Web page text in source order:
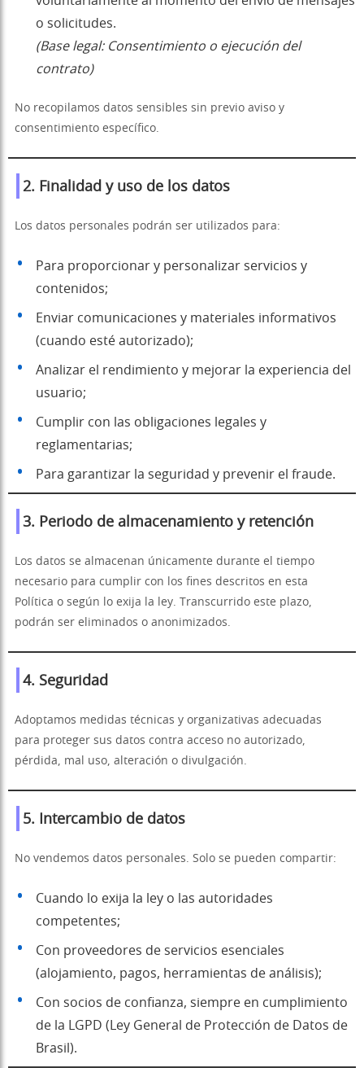
o solicitudes.
(Base legal: Consentimiento o ejecución del
contrato)
No recopilamos datos sensibles sin previo aviso y
consentimiento específico.
2. Finalidad y uso de los datos
Los datos personales podrán ser utilizados para:
Para proporcionar y personalizar servicios y
contenidos;
Enviar comunicaciones y materiales informativos
(cuando esté autorizado);
Analizar el rendimiento y mejorar la experiencia del
usuario;
Cumplir con las obligaciones legales y
reglamentarias;
Para garantizar la seguridad y prevenir el fraude.
3. Periodo de almacenamiento y retención
Los datos se almacenan únicamente durante el tiempo
necesario para cumplir con los fines descritos en esta
Política o según lo exija la ley. Transcurrido este plazo,
podrán ser eliminados o anonimizados.
4. Seguridad
Adoptamos medidas técnicas y organizativas adecuadas
para proteger sus datos contra acceso no autorizado,
pérdida, mal uso, alteración o divulgación.
5. Intercambio de datos
No vendemos datos personales. Solo se pueden compartir:
Cuando lo exija la ley o las autoridades
competentes;
Con proveedores de servicios esenciales
(alojamiento, pagos, herramientas de análisis);
Con socios de confianza, siempre en cumplimiento
de la LGPD (Ley General de Protección de Datos de
Brasil).